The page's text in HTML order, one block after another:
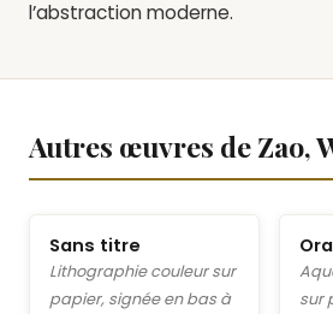
l’abstraction moderne.
Autres œuvres de Zao,
Sans titre
Lithographie couleur sur
papier, signée en bas à
sur